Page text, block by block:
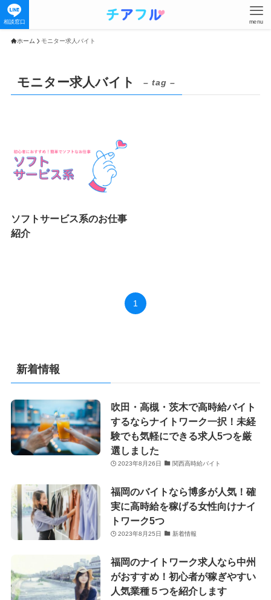
相談窓口 menu
ホーム モニター求人バイト
モニター求人バイト – tag –
ソフトサービス系のお仕事
紹介
1
新着情報
吹田・高槻・茨木で高時給バイト
するならナイトワーク一択！未経
験でも気軽にできる求人5つを厳
選しました
2023年8月26日 関西高時給バイト
福岡のバイトなら博多が人気！確
実に高時給を稼げる女性向けナイ
トワーク5つ
2023年8月25日 新着情報
福岡のナイトワーク求人なら中州
がおすすめ！初心者が稼ぎやすい
人気業種５つを紹介します